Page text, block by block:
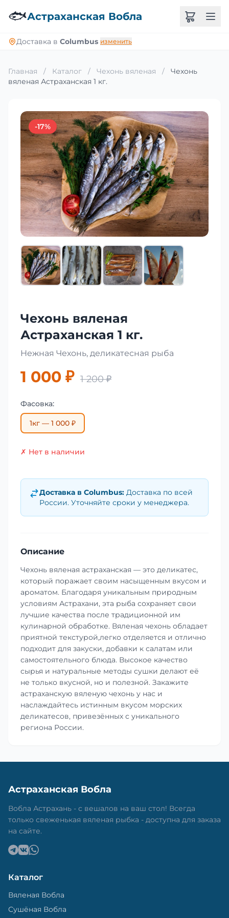
🐟Астраханская Вобла
Доставка в Columbus изменить
Главная / Каталог / Чехонь вяленая /
Чехонь
вяленая Астраханская 1 кг.
-17%
Чехонь вяленая
Астраханская 1 кг.
Нежная Чехонь, деликатесная рыба
1 000 ₽ 1 200 ₽
Фасовка:
1кг — 1 000 ₽
✗ Нет в наличии
Доставка в Columbus: Доставка по всей
России. Уточняйте сроки у менеджера.
Описание
Чехонь вяленая астраханская — это деликатес,
который поражает своим насыщенным вкусом и
ароматом. Благодаря уникальным природным
условиям Астрахани, эта рыба сохраняет свои
лучшие качества после традиционной им
кулинарной обработке. Вяленая чехонь обладает
приятной текстурой,легко отделяется и отлично
подходит для закуски, добавки к салатам или
самостоятельного блюда. Высокое качество
сырья и натуральные методы сушки делают её
не только вкусной, но и полезной. Закажите
астраханскую вяленую чехонь у нас и
наслаждайтесь истинным вкусом морских
деликатесов, привезённых с уникального
региона России.
Астраханская Вобла
Вобла Астрахань - с вешалов на ваш стол! Всегда
только свеженькая вяленая рыбка - доступна для заказа
на сайте.
Каталог
Вяленая Вобла
Сушёная Вобла